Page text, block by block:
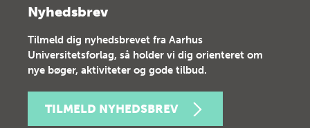
Nyhedsbrev
Tilmeld dig nyhedsbrevet fra Aarhus
Universitetsforlag, så holder vi dig orienteret om
nye bøger, aktiviteter og gode tilbud.
TILMELD NYHEDSBREV